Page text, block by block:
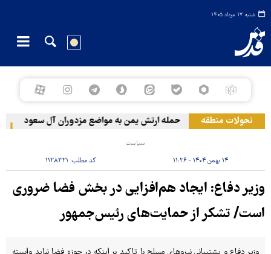
شنبه ۱۷ مرداد ۱۴۰۵
تحولات منطقه حمله ارتش یمن به مواضع مزدوران آل سعود
سیاست
۱۴ بهمن ۱۴۰۴ - ۱۱:۲۶ کد مطلب: ۱۱۲۸۳۲۱
وزیر دفاع: ایجاد هم‌افزایی در بخش فضا ضروری
است/ تشکر از حمایت‌های رئیس‌جمهور